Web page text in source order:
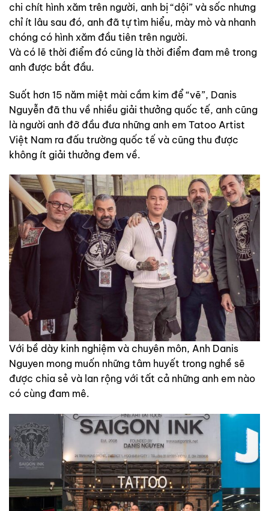
chi chít hình xăm trên người, anh bị “dội” và sốc nhưng
chỉ ít lâu sau đó, anh đã tự tìm hiểu, mày mò và nhanh
chóng có hình xăm đầu tiên trên người.
Và có lẽ thời điểm đó cũng là thời điểm đam mê trong
anh được bắt đầu.
Suốt hơn 15 năm miệt mài cầm kim để “vẽ”, Danis
Nguyễn đã thu về nhiều giải thưởng quốc tế, anh cũng
là người anh đỡ đầu đưa những anh em Tatoo Artist
Việt Nam ra đấu trường quốc tế và cũng thu được
không ít giải thưởng đem về.
Với bề dày kinh nghiệm và chuyên môn, Anh Danis
Nguyen mong muốn những tâm huyết trong nghề sẽ
được chia sẻ và lan rộng với tất cả những anh em nào
có cùng đam mê.